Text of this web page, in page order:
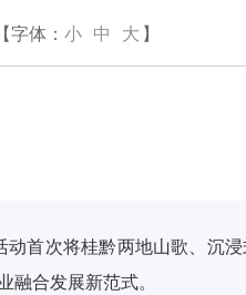
【字体： 小 中 大 】
首次将桂黔两地山歌、沉
合发展新范式。